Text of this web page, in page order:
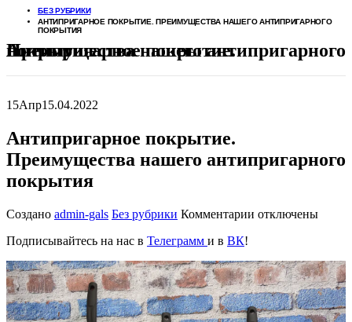
БЕЗ РУБРИКИ
АНТИПРИГАРНОЕ ПОКРЫТИЕ. ПРЕИМУЩЕСТВА НАШЕГО АНТИПРИГАРНОГО
ПОКРЫТИЯ
Антипригарное покрытие. Преимущества нашего антипригарного покрытия
15Апр15.04.2022
Антипригарное покрытие.
Преимущества нашего антипригарного
покрытия
Создано admin-gals Без рубрики Комментарии к
Преимущества
нашего
антипригарного
покрытия
отключены
Подписывайтесь на нас в Телеграмм и в ВК!